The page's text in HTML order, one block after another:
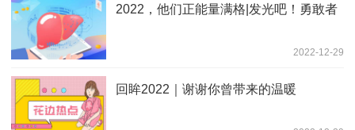
2022，他们正能量满格|发光吧！勇敢者
2022-12-29
回眸2022｜谢谢你曾带来的温暖